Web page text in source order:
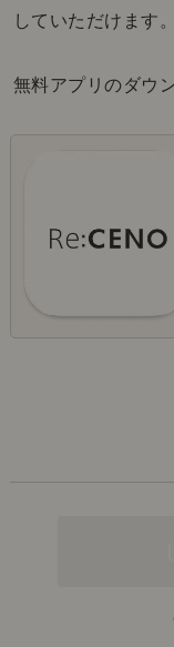
していただけます。
無料アプリのダウ